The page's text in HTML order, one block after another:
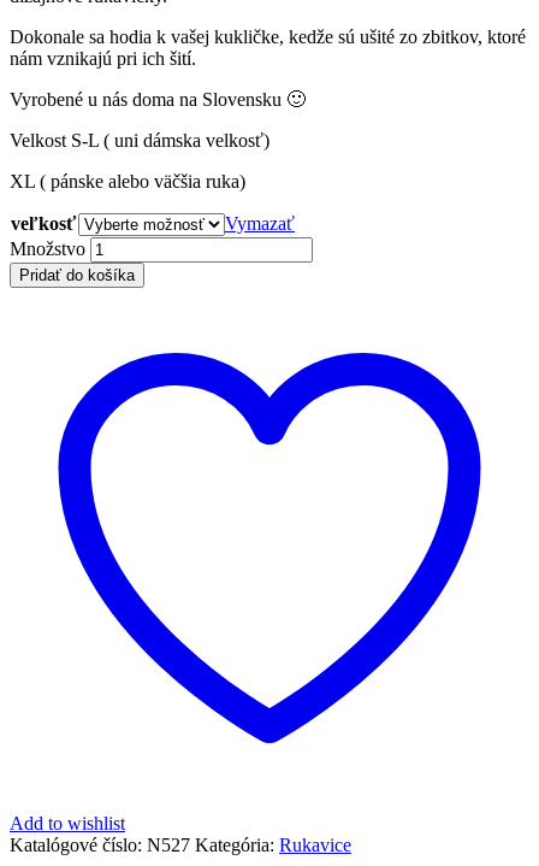
Dokonale sa hodia k vašej kukličke, kedže sú ušité zo zbitkov, ktoré
nám vznikajú pri ich šití.
Vyrobené u nás doma na Slovensku 🙂
Velkost S-L ( uni dámska velkosť)
XL ( pánske alebo väčšia ruka)
veľkosť
Vymazať
FLUFFY
GLOVES
-
Množstvo
Pridať do košíka
Add to wishlist
Katalógové číslo: N527 Kategória: Rukavice